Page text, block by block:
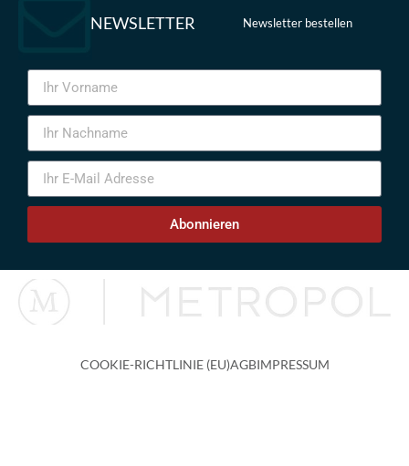
NEWSLETTER Newsletter bestellen
Abonnieren
COOKIE-RICHTLINIE (EU)AGBIMPRESSUM